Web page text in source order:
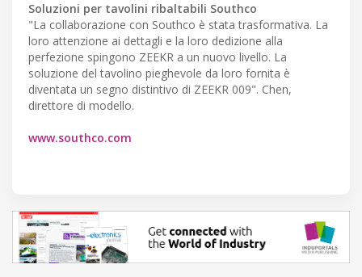
Soluzioni per tavolini ribaltabili Southco
"La collaborazione con Southco è stata trasformativa. La
loro attenzione ai dettagli e la loro dedizione alla
perfezione spingono ZEEKR a un nuovo livello. La
soluzione del tavolino pieghevole da loro fornita è
diventata un segno distintivo di ZEEKR 009". Chen,
direttore di modello.
www.southco.com